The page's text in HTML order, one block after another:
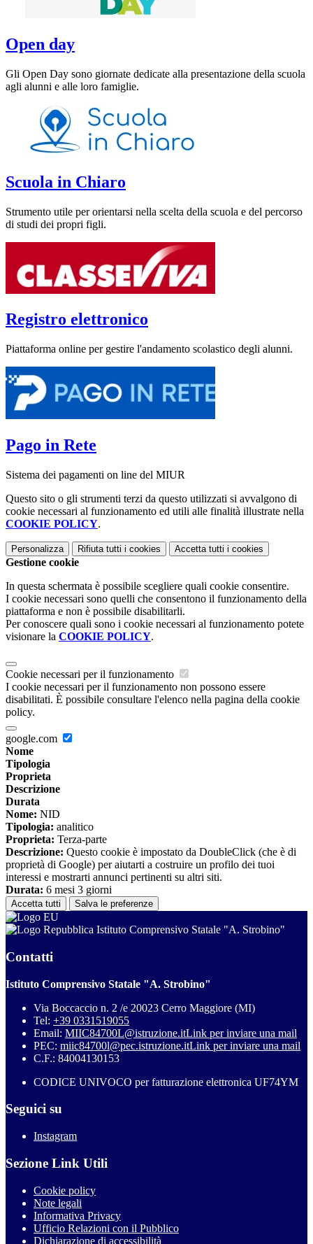
Open day
Gli Open Day sono giornate dedicate alla presentazione della scuola
agli alunni e alle loro famiglie.
Scuola in Chiaro
Strumento utile per orientarsi nella scelta della scuola e del percorso
di studi dei propri figli.
Registro elettronico
Piattaforma online per gestire l'andamento scolastico degli alunni.
Pago in Rete
Sistema dei pagamenti on line del MIUR
Questo sito o gli strumenti terzi da questo utilizzati si avvalgono di
cookie necessari al funzionamento ed utili alle finalità illustrate nella
COOKIE POLICY.
Personalizza Rifiuta tutti i cookies Accetta tutti i cookies
Gestione cookie
In questa schermata è possibile scegliere quali cookie consentire.
I cookie necessari sono quelli che consentono il funzionamento della
piattaforma e non è possibile disabilitarli.
Per conoscere quali sono i cookie necessari al funzionamento potete
visionare la COOKIE POLICY.
Cookie necessari per il funzionamento
I cookie necessari per il funzionamento non possono essere
disabilitati. È possibile consultare l'elenco nella pagina della cookie
policy.
google.com
Nome
Tipologia
Proprieta
Descrizione
Durata
Nome: NID
Tipologia: analitico
Proprieta: Terza-parte
Descrizione: Questo cookie è impostato da DoubleClick (che è di
proprietà di Google) per aiutarti a costruire un profilo dei tuoi
interessi e mostrarti annunci pertinenti su altri siti.
Durata: 6 mesi 3 giorni
Accetta tutti Salva le preferenze
Istituto Comprensivo Statale "A. Strobino"
Contatti
Istituto Comprensivo Statale "A. Strobino"
Via Boccaccio n. 2 /e 20023 Cerro Maggiore (MI)
Tel: +39 0331519055
Email: MIIC84700L@istruzione.itLink per inviare una mail
PEC: miic84700l@pec.istruzione.itLink per inviare una mail
C.F.: 84004130153
CODICE UNIVOCO per fatturazione elettronica UF74YM
Seguici su
Instagram
Sezione Link Utili
Cookie policy
Note legali
Informativa Privacy
Ufficio Relazioni con il Pubblico
Dichiarazione di accessibilità